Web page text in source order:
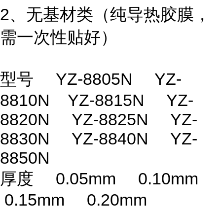
2、无基材类（纯导热胶膜，
需一次性贴好）
型号 YZ-8805N YZ-
8810N YZ-8815N YZ-
8820N YZ-8825N YZ-
8830N YZ-8840N YZ-
8850N
厚度 0.05mm 0.10mm
0.15mm 0.20mm